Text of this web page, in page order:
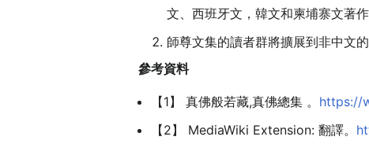
文、西班牙文，韓文和柬埔寨文著
師尊文集的讀者群將擴展到非中文
參考資料
【1】 真佛般若藏,真佛總集 。 https://
【2】 MediaWiki Extension: 翻譯。